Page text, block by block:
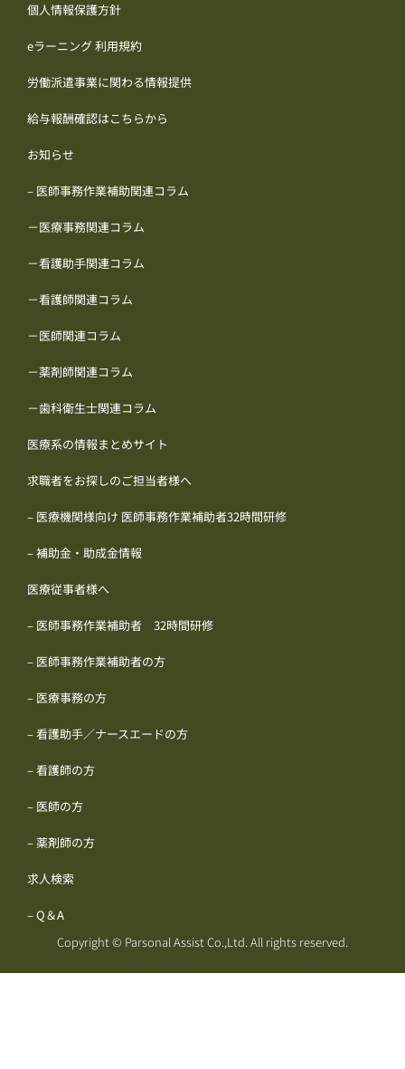
個人情報保護方針
eラーニング 利用規約
労働派遣事業に関わる情報提供
給与報酬確認はこちらから
お知らせ
– 医師事務作業補助関連コラム
－医療事務関連コラム
－看護助手関連コラム
－看護師関連コラム
－医師関連コラム
－薬剤師関連コラム
－歯科衛生士関連コラム
医療系の情報まとめサイト
求職者をお探しのご担当者様へ
– 医療機関様向け 医師事務作業補助者32時間研修
– 補助金・助成金情報
医療従事者様へ
– 医師事務作業補助者 32時間研修
– 医師事務作業補助者の方
– 医療事務の方
– 看護助手／ナースエードの方
– 看護師の方
– 医師の方
– 薬剤師の方
求人検索
– Q＆A
Copyright © Parsonal Assist Co.,Ltd. All rights reserved.